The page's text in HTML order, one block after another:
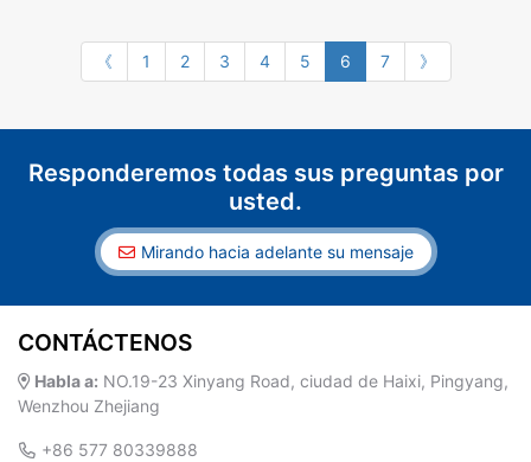
《 1 2 3 4 5 6 7 》
Responderemos todas sus preguntas por
usted.
Mirando hacia adelante su mensaje
CONTÁCTENOS
Habla a: NO.19-23 Xinyang Road, ciudad de Haixi, Pingyang,
Wenzhou Zhejiang
+86 577 80339888